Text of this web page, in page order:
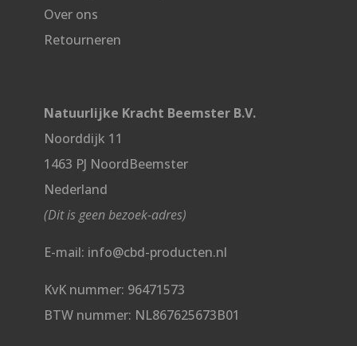
Over ons
Retourneren
Natuurlijke Kracht Beemster B.V.
Noorddijk 11
1463 PJ NoordBeemster
Nederland
(Dit is geen bezoek-adres)
E-mail: info@cbd-producten.nl
KvK nummer: 96471573
BTW nummer: NL867625673B01